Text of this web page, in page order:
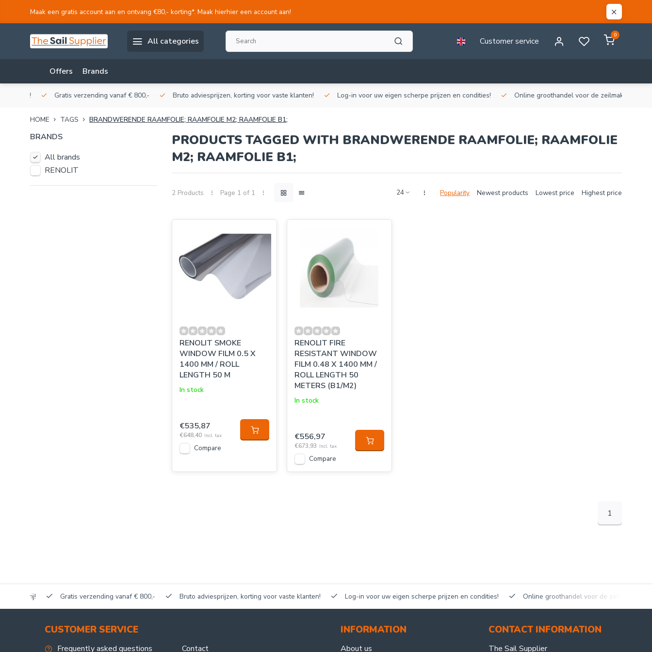
Maak een gratis account aan en ontvang €80,- korting*. Maak hierhier een account aan!
All categories Customer service
0
Offers Brands
Gratis verzending vanaf € 800,- Bruto adviesprijzen, korting voor vaste klanten! Log-in voor uw eigen scherpe prijzen en condities! Online groothandel voor de zeilmakerij!
HOME TAGS BRANDWERENDE RAAMFOLIE; RAAMFOLIE M2; RAAMFOLIE B1;
BRANDS
All brands
RENOLIT
PRODUCTS TAGGED WITH BRANDWERENDE RAAMFOLIE; RAAMFOLIE
M2; RAAMFOLIE B1;
2 Products Page 1 of 1 Popularity Newest products Lowest price Highest price
RENOLIT SMOKE
WINDOW FILM 0.5 X
1400 MM / ROLL
LENGTH 50 M
In stock
€535,87
€648,40 Incl. tax
Compare
RENOLIT FIRE
RESISTANT WINDOW
FILM 0.48 X 1400 MM /
ROLL LENGTH 50
METERS (B1/M2)
In stock
€556,97
€673,93 Incl. tax
Compare
1
Gratis verzending vanaf € 800,- Bruto adviesprijzen, korting voor vaste klanten! Log-in voor uw eigen scherpe prijzen en condities! Online groothandel voor de zeilmakerij!
CUSTOMER SERVICE
Frequently asked questions Contact
INFORMATION
About us
CONTACT INFORMATION
The Sail Supplier